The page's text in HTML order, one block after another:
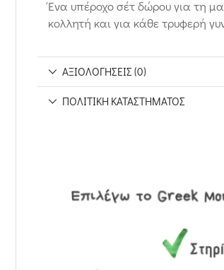
Ένα υπέροχο σέτ δώρου για τη
κολλητή και για κάθε τρυφερή
ΑΞΙΟΛΟΓΉΣΕΙΣ (0)
ΠΟΛΙΤΙΚΉ ΚΑΤΑΣΤΉΜΑΤΟΣ